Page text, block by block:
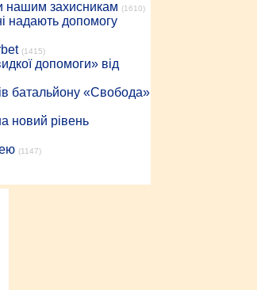
нашим захисникам (1610)
надають допомогу
(1415)
допомоги» від
батальйону «Свобода»
новий рівень
(1147)